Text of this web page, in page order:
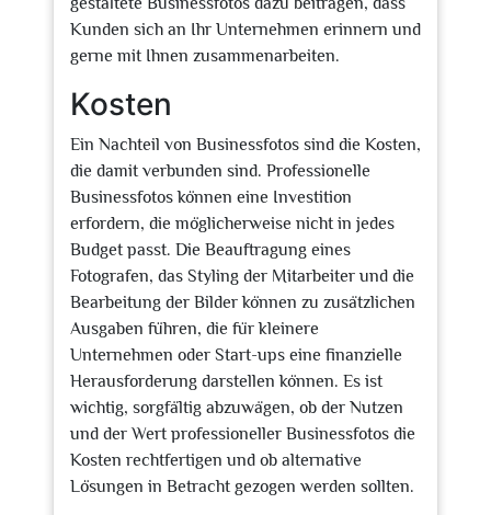
Kunden sich an Ihr Unternehmen erinnern und
gerne mit Ihnen zusammenarbeiten.
Kosten
Ein Nachteil von Businessfotos sind die Kosten,
die damit verbunden sind. Professionelle
Businessfotos können eine Investition
erfordern, die möglicherweise nicht in jedes
Budget passt. Die Beauftragung eines
Fotografen, das Styling der Mitarbeiter und die
Bearbeitung der Bilder können zu zusätzlichen
Ausgaben führen, die für kleinere
Unternehmen oder Start-ups eine finanzielle
Herausforderung darstellen können. Es ist
wichtig, sorgfältig abzuwägen, ob der Nutzen
und der Wert professioneller Businessfotos die
Kosten rechtfertigen und ob alternative
Lösungen in Betracht gezogen werden sollten.